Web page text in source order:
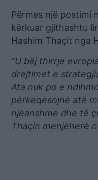
Përmes një postimi
kërkuar gjithashtu
Hashim Thaçit nga
“U bëj thirrje
drejtimet e
Ata nuk po e
përkeqësojnë atë
njëanshme dhe të
Thaçin menjëherë